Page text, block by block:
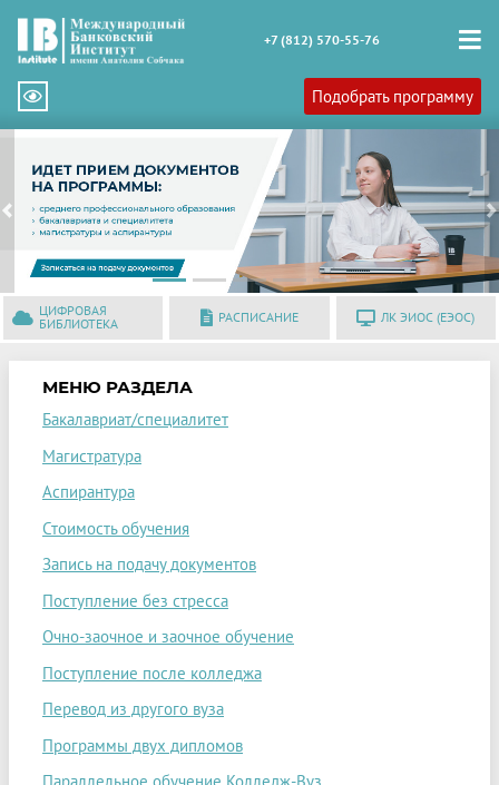
+7 (812) 570-55-76
Подобрать программу
Previous
ЦИФРОВАЯ
БИБЛИОТЕКА
РАСПИСАНИЕ ЛК ЭИОС (ЕЭОС)
МЕНЮ РАЗДЕЛА
Бакалавриат/специалитет
Магистратура
Аспирантура
Стоимость обучения
Запись на подачу документов
Поступление без стресса
Очно-заочное и заочное обучение
Поступление после колледжа
Перевод из другого вуза
Программы двух дипломов